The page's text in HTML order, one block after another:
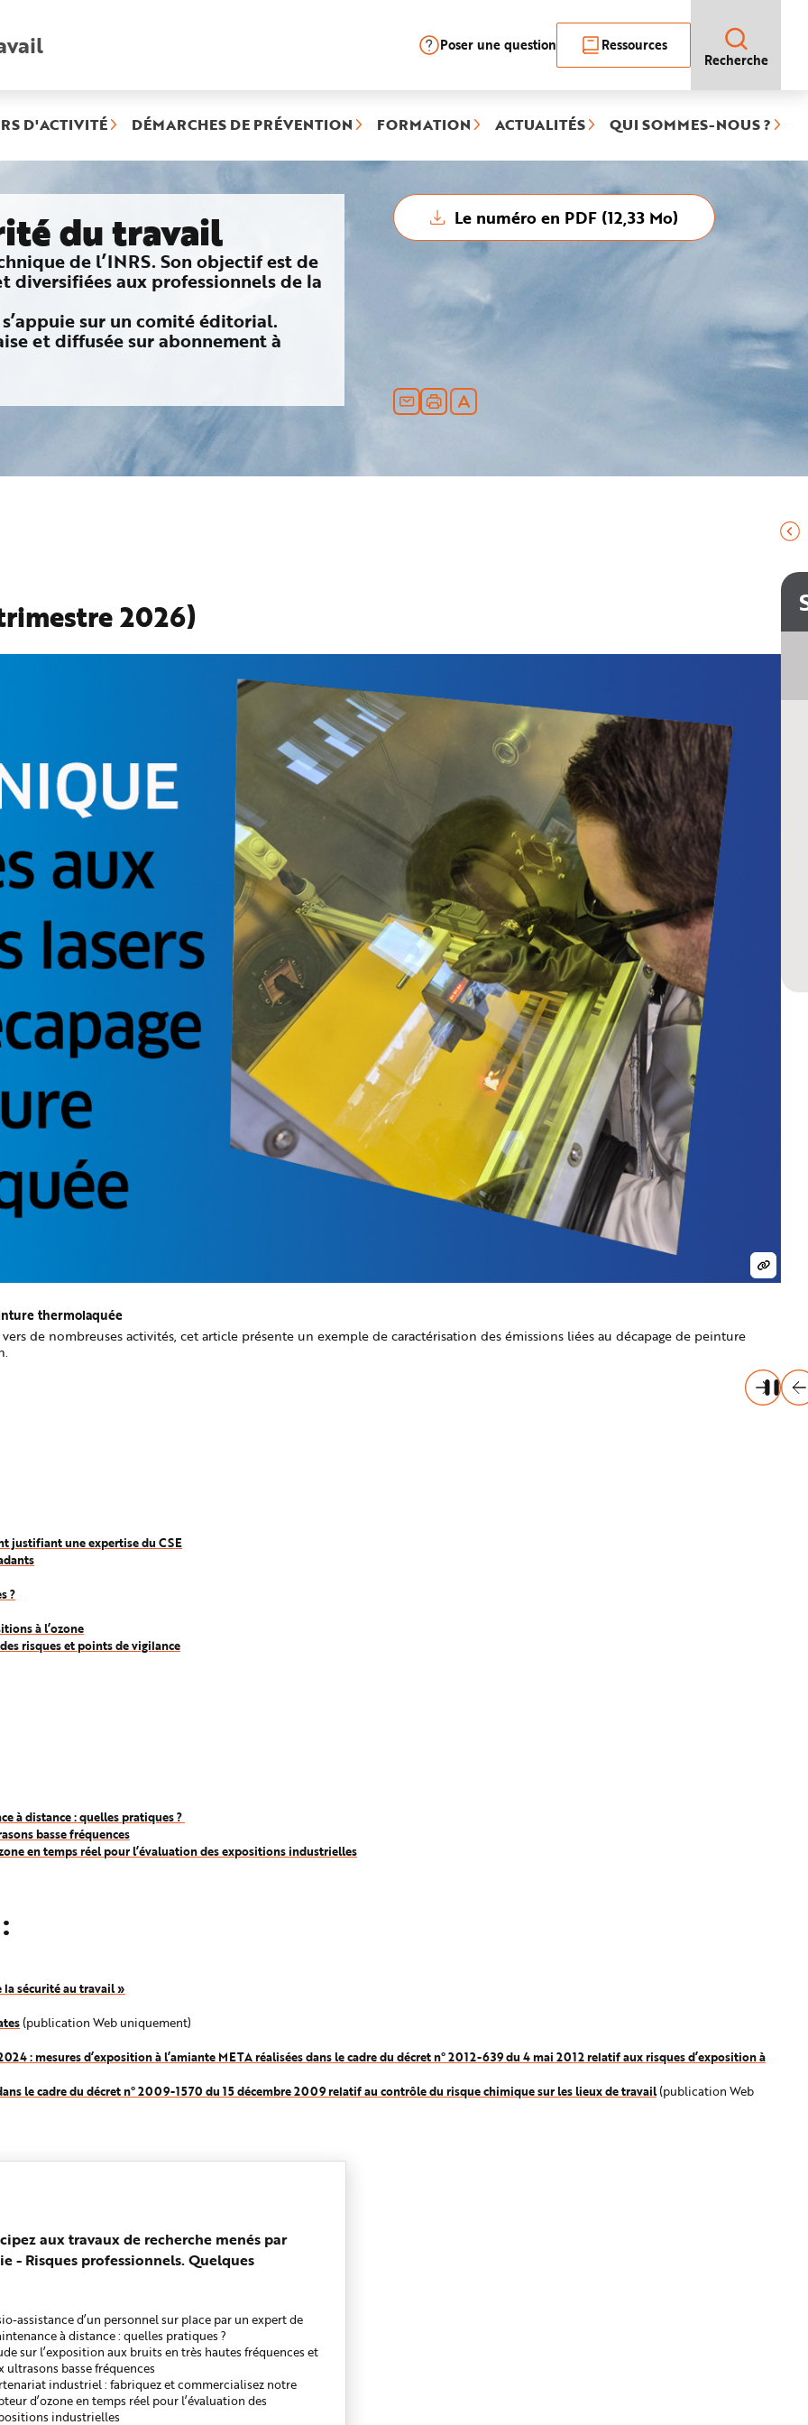
Recherche Poser une question
Ressources
Recherche
D'ACTIVITÉ DÉMARCHES DE PRÉVENTION FORMATION ACTUALITÉS QUI SOMMES-NOUS ?
du travail
de l’INRS. Son objectif est de
aux professionnels de la
sur un comité éditorial.
et diffusée sur abonnement à
Le numéro en PDF (12,33 Mo)
2026)
thermolaquée
de nombreuses activités, cet article présente un exemple de caractérisation des émissions liées au décapage de peinture
justifiant une expertise du CSE
?
à l’ozone
risques et points de vigilance
à distance : quelles pratiques ?
basse fréquences
en temps réel pour l’évaluation des expositions industrielles
la sécurité au travail »
(publication Web uniquement)
: mesures d’exposition à l’amiante META réalisées dans le cadre du décret n° 2012-639 du 4 mai 2012 relatif aux risques d’exposition à
le cadre du décret n° 2009-1570 du 15 décembre 2009 relatif au contrôle du risque chimique sur les lieux de travail(publication Web
aux travaux de recherche menés par
- Risques professionnels. Quelques
assistance d’un personnel sur place par un expert de
à distance : quelles pratiques ?
sur l’exposition aux bruits en très hautes fréquences et
ultrasons basse fréquences
industriel : fabriquez et commercialisez notre
d’ozone en temps réel pour l’évaluation des
industrielles